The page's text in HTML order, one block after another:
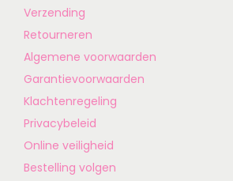
Verzending
Retourneren
Algemene voorwaarden
Garantievoorwaarden
Klachtenregeling
Privacybeleid
Online veiligheid
Bestelling volgen